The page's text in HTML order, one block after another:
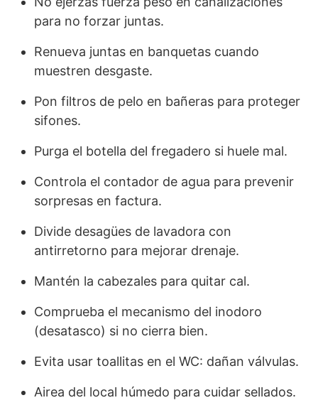
para no forzar juntas.
Renueva juntas en banquetas cuando
muestren desgaste.
Pon filtros de pelo en bañeras para proteger
sifones.
Purga el botella del fregadero si huele mal.
Controla el contador de agua para prevenir
sorpresas en factura.
Divide desagües de lavadora con
antirretorno para mejorar drenaje.
Mantén la cabezales para quitar cal.
Comprueba el mecanismo del inodoro
(desatasco) si no cierra bien.
Evita usar toallitas en el WC: dañan válvulas.
Airea del local húmedo para cuidar sellados.